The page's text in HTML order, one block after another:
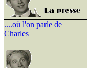
....où l'on parle de
Charles